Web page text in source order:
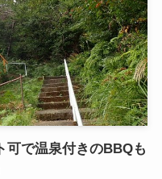
可で温泉付きのBBQも